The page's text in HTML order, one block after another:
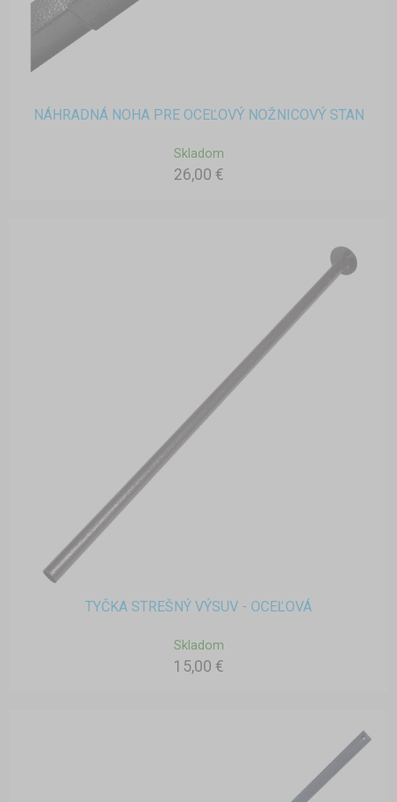
NÁHRADNÁ NOHA PRE OCEĽOVÝ NOŽNICOVÝ STAN
Skladom
26,00 €
TYČKA STREŠNÝ VÝSUV - OCEĽOVÁ
Skladom
15,00 €